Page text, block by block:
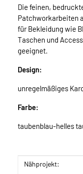
Die feinen,
Patchworkarbeiten
für Bekleidung wie
Taschen und
geeignet.
Design:
unregelmäßiges
Farbe:
taubenblau-helles
Wert
Nähprojekt: